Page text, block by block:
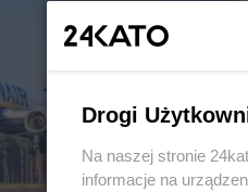
Drogi
Na naszej stronie
informacje na